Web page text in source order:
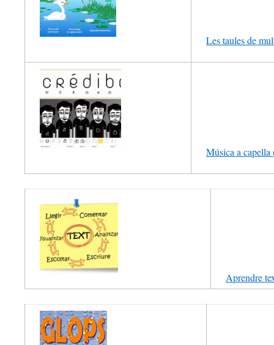
Les taules de
Música a capella
Aprendre